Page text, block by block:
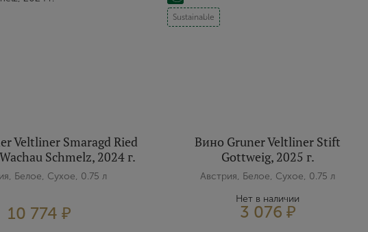
Veltliner Smaragd Ried
Schmelz, 2024 г.
Белое, Сухое, 0.75 л
10 774 ₽
Sustainable
Вино Gruner Veltliner Stift
Gottweig, 2025 г.
Австрия, Белое, Сухое, 0.75 л
Нет в наличии
3 076 ₽
Зарегистрироваться
Я согласен с условиями пользовательского соглашения